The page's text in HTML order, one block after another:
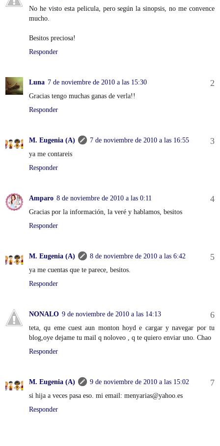
No he visto esta pelicula, pero según la sinopsis, no me convence
mucho.
Besitos preciosa!
Responder
Luna 7 de noviembre de 2010 a las 15:30
Gracias tengo muchas ganas de verla!!
Responder
M. Eugenia (A)
7 de noviembre de 2010 a las 16:55
ya me contareis
Responder
Amparo 8 de noviembre de 2010 a las 0:11
Gracias por la información, la veré y hablamos, besitos
Responder
M. Eugenia (A)
8 de noviembre de 2010 a las 6:42
ya me cuentas que te parece, besitos.
Responder
NONALO 9 de noviembre de 2010 a las 14:13
teta, qu eme cuest aun monton hoyd e cargar y navegar por tu
blog,oye dejame tu mail q noloveo , q te quiero enviar uno. Chao
Responder
M. Eugenia (A)
9 de noviembre de 2010 a las 15:02
si hija a veces pasa eso. mi email: menyarias@yahoo.es
Responder